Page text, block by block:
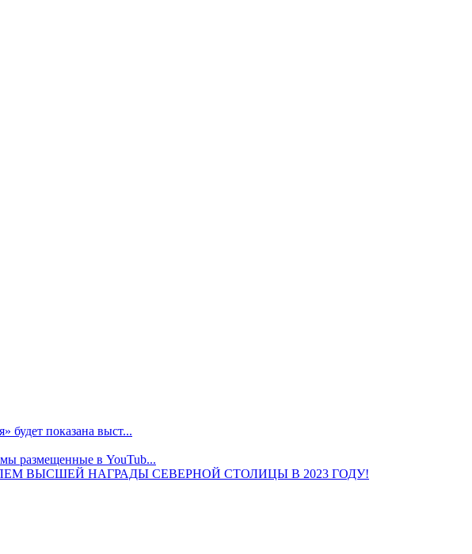
будет показана выст...
размещенные в YouTub...
ВЫСШЕЙ НАГРАДЫ СЕВЕРНОЙ СТОЛИЦЫ В 2023 ГОДУ!